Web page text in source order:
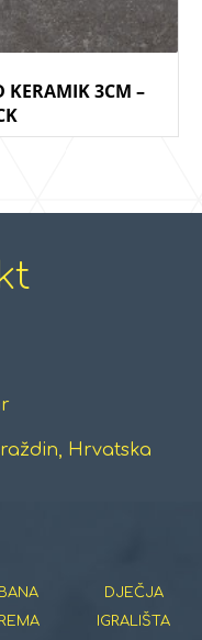
3CM –
Hrvatska
DJEČJA
IGRALIŠTA